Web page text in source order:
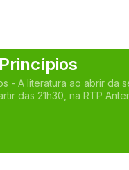
- A literatura ao abrir da
na RTP Antena 1 Açores.
última instância,
que somos na novidade. Não será a